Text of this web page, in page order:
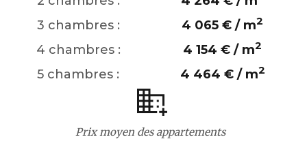
3 chambres : 4 065 € / m2
4 chambres : 4 154 € / m2
5 chambres : 4 464 € / m2
Prix moyen des appartements